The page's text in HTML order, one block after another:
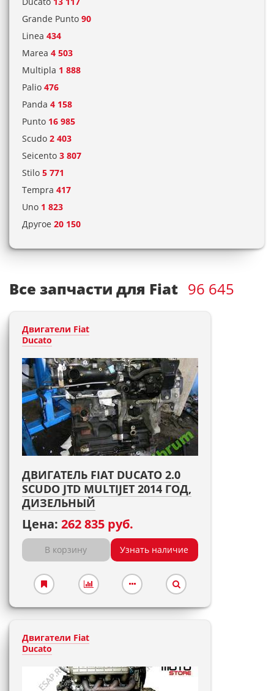
Grande Punto 90
Linea 434
Marea 4 503
Multipla 1 888
Palio 476
Panda 4 158
Punto 16 985
Scudo 2 403
Seicento 3 807
Stilo 5 771
Tempra 417
Uno 1 823
Другое 20 150
Все запчасти для Fiat 96 645
Двигатели Fiat
Ducato
ДВИГАТЕЛЬ FIAT DUCATO 2.0
SCUDO JTD MULTIJET 2014 ГОД,
ДИЗЕЛЬНЫЙ
Цена: 262 835 руб.
В корзину Узнать наличие
Двигатели Fiat
Ducato